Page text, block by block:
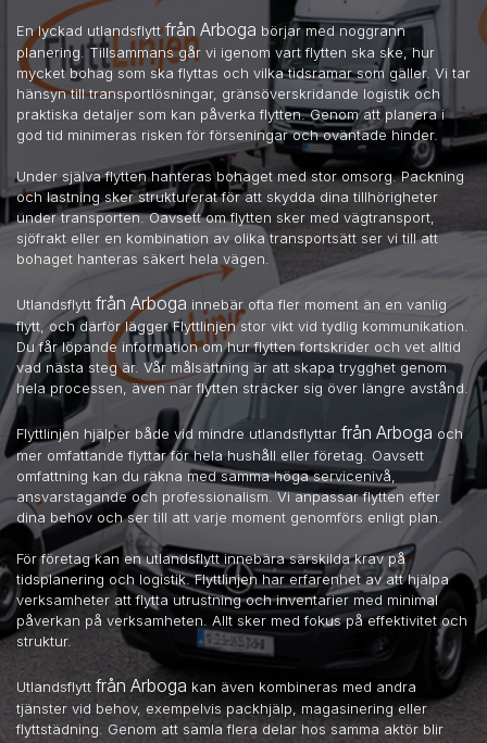
En lyckad utlandsflyttfrån Arboga börjar med noggrann
planering. Tillsammans går vi igenom vart flytten ska ske, hur
mycket bohag som ska flyttas och vilka tidsramar som gäller. Vi tar
hänsyn till transportlösningar, gränsöverskridande logistik och
praktiska detaljer som kan påverka flytten. Genom att planera i
god tid minimeras risken för förseningar och oväntade hinder.
Under själva flytten hanteras bohaget med stor omsorg. Packning
och lastning sker strukturerat för att skydda dina tillhörigheter
under transporten. Oavsett om flytten sker med vägtransport,
sjöfrakt eller en kombination av olika transportsätt ser vi till att
bohaget hanteras säkert hela vägen.
Utlandsflytt från Arboga innebär ofta fler moment än en vanlig
flytt, och därför lägger Flyttlinjen stor vikt vid tydlig kommunikation.
Du får löpande information om hur flytten fortskrider och vet alltid
vad nästa steg är. Vår målsättning är att skapa trygghet genom
hela processen, även när flytten sträcker sig över längre avstånd.
Flyttlinjen hjälper både vid mindre utlandsflyttar från Arboga och
mer omfattande flyttar för hela hushåll eller företag. Oavsett
omfattning kan du räkna med samma höga servicenivå,
ansvarstagande och professionalism. Vi anpassar flytten efter
dina behov och ser till att varje moment genomförs enligt plan.
För företag kan en utlandsflytt innebära särskilda krav på
tidsplanering och logistik. Flyttlinjen har erfarenhet av att hjälpa
verksamheter att flytta utrustning och inventarier med minimal
påverkan på verksamheten. Allt sker med fokus på effektivitet och
struktur.
Utlandsflytt från Arboga kan även kombineras med andra
tjänster vid behov, exempelvis packhjälp, magasinering eller
flyttstädning. Genom att samla flera delar hos samma aktör blir